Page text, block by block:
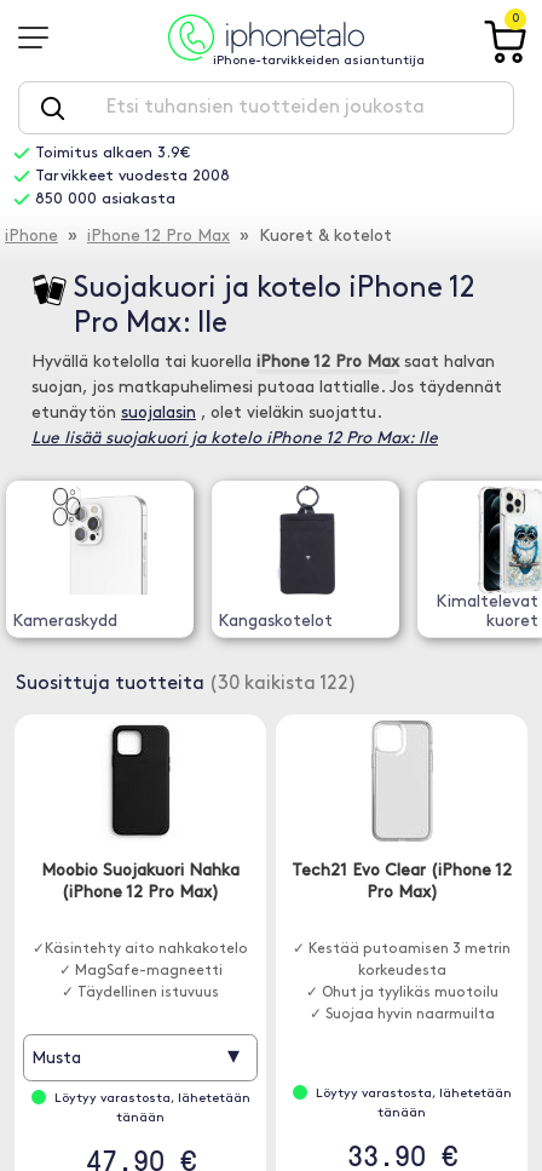
iPhone-tarvikkeiden asiantuntija
0
Toimitus alkaen 3.9€
Tarvikkeet vuodesta 2008
850 000 asiakasta
iPhone » iPhone 12 Pro Max » Kuoret & kotelot
Suojakuori ja kotelo iPhone 12
Pro Max: lle
Hyvällä kotelolla tai kuorella iPhone 12 Pro Maxsaat halvan
suojan, jos matkapuhelimesi putoaa lattialle. Jos täydennät
etunäytön suojalasin , olet vieläkin suojattu.
Lue lisää suojakuori ja kotelo iPhone 12 Pro Max: lle
Kameraskydd Kangaskotelot
Kimaltelevat
kuoret
Suosittuja tuotteita (30 kaikista 122)
Moobio Suojakuori Nahka
(iPhone 12 Pro Max)
✓Käsintehty aito nahkakotelo
✓ MagSafe-magneetti
✓ Täydellinen istuvuus
Musta ▾
Löytyy varastosta, lähetetään
tänään
47.90 €
Tech21 Evo Clear (iPhone 12
Pro Max)
✓ Kestää putoamisen 3 metrin
korkeudesta
✓ Ohut ja tyylikäs muotoilu
✓ Suojaa hyvin naarmuilta
Löytyy varastosta, lähetetään
tänään
33.90 €